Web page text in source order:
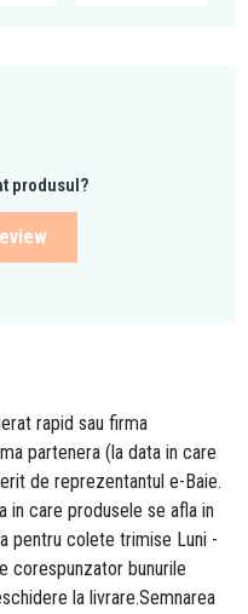
produsul?
rapid sau firma
partenera (la data in care
de reprezentantul e-Baie.
in care produsele se afla in
pentru colete trimise Luni -
corespunzator bunurile
la livrare.Semnarea